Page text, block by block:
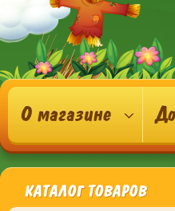
О магазине
КАТАЛОГ ТОВАРОВ